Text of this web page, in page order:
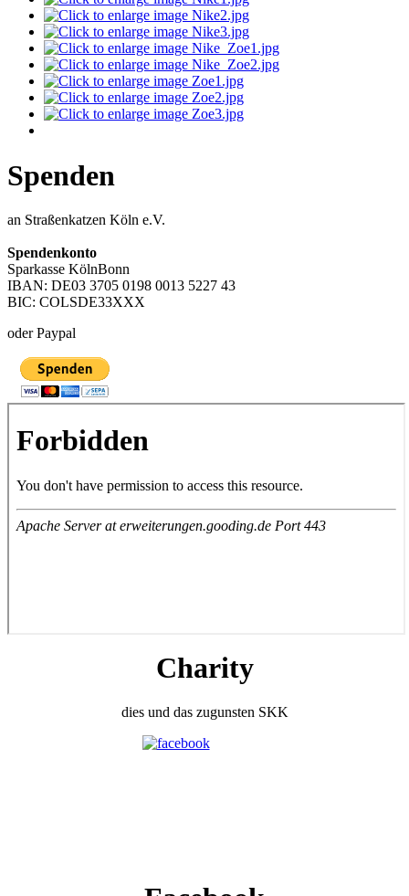
Spenden
an Straßenkatzen Köln e.V.
Spendenkonto
Sparkasse KölnBonn
IBAN: DE03 3705 0198 0013 5227 43
BIC: COLSDE33XXX
oder Paypal
Charity
dies und das zugunsten SKK